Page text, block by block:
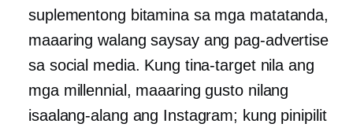
suplementong bitamina sa mga matatanda,
maaaring walang saysay ang pag-advertise
sa social media. Kung tina-target nila ang
mga millennial, maaaring gusto nilang
isaalang-alang ang Instagram; kung pinipilit